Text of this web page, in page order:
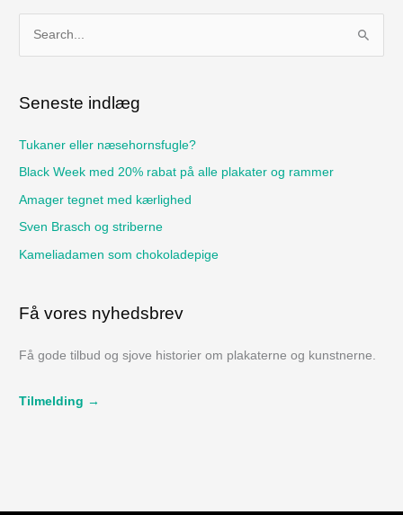
e
r
:
Seneste indlæg
Tukaner eller næsehornsfugle?
Black Week med 20% rabat på alle plakater og rammer
Amager tegnet med kærlighed
Sven Brasch og striberne
Kameliadamen som chokoladepige
Få vores nyhedsbrev
Få gode tilbud og sjove historier om plakaterne og kunstnerne.
Tilmelding →